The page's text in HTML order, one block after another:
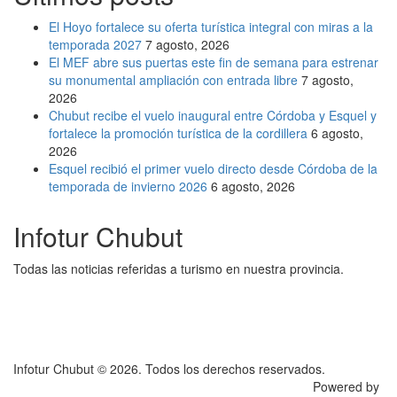
El Hoyo fortalece su oferta turística integral con miras a la
temporada 2027 7 agosto, 2026
El MEF abre sus puertas este fin de semana para estrenar
su monumental ampliación con entrada libre 7 agosto,
2026
Chubut recibe el vuelo inaugural entre Córdoba y Esquel y
fortalece la promoción turística de la cordillera 6 agosto,
2026
Esquel recibió el primer vuelo directo desde Córdoba de la
temporada de invierno 2026 6 agosto, 2026
Infotur Chubut
Todas las noticias referidas a turismo en nuestra provincia.
Infotur Chubut © 2026. Todos los derechos reservados.
Powered by